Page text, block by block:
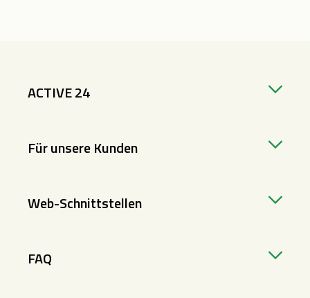
ACTIVE 24
Für unsere Kunden
Web-Schnittstellen
FAQ